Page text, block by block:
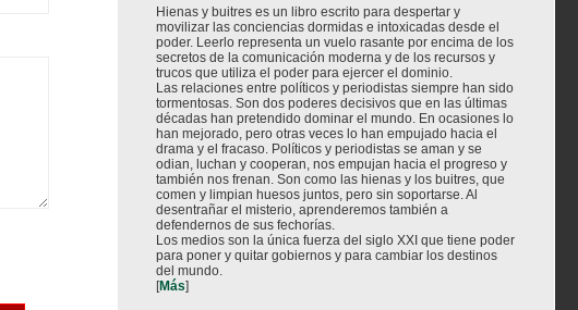
Hienas y buitres es un libro escrito para despertar y
movilizar las conciencias dormidas e intoxicadas desde el
poder. Leerlo representa un vuelo rasante por encima de los
secretos de la comunicación moderna y de los recursos y
trucos que utiliza el poder para ejercer el dominio.
Las relaciones entre políticos y periodistas siempre han sido
tormentosas. Son dos poderes decisivos que en las últimas
décadas han pretendido dominar el mundo. En ocasiones lo
han mejorado, pero otras veces lo han empujado hacia el
drama y el fracaso. Políticos y periodistas se aman y se
odian, luchan y cooperan, nos empujan hacia el progreso y
también nos frenan. Son como las hienas y los buitres, que
comen y limpian huesos juntos, pero sin soportarse. Al
desentrañar el misterio, aprenderemos también a
defendernos de sus fechorías.
Los medios son la única fuerza del siglo XXI que tiene poder
para poner y quitar gobiernos y para cambiar los destinos
del mundo.
[Más]